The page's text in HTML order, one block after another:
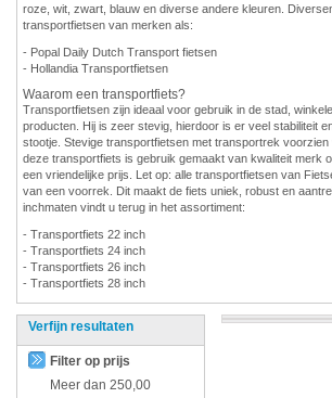
roze, wit, zwart, blauw en diverse andere kleuren.
transportfietsen van merken als:
- Popal Daily Dutch Transport fietsen
- Hollandia Transportfietsen
Waarom een transportfiets?
Transportfietsen zijn ideaal voor gebruik in de stad,
producten. Hij is zeer stevig, hierdoor is er veel stabiliteit
stootje. Stevige transportfietsen met transportrek voorzien
deze transportfiets is gebruik gemaakt van kwaliteit merk
een vriendelijke prijs. Let op: alle transportfietsen van
van een voorrek. Dit maakt de fiets uniek, robust en
inchmaten vindt u terug in het assortiment:
- Transportfiets 22 inch
- Transportfiets 24 inch
- Transportfiets 26 inch
- Transportfiets 28 inch
Verfijn resultaten
Filter op prijs
Meer dan 250,00